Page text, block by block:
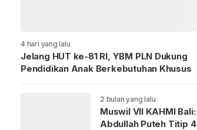
4 hari yang lalu
Jelang HUT ke-81 RI, YBM PLN Dukung
Pendidikan Anak Berkebutuhan Khusus
2 bulan yang lalu
Muswil VII KAHMI Bali:
Abdullah Puteh Titip 4